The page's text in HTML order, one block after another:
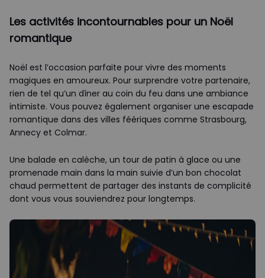
Les activités incontournables pour un Noël
romantique
Noël est l’occasion parfaite pour vivre des moments
magiques en amoureux. Pour surprendre votre partenaire,
rien de tel qu’un dîner au coin du feu dans une ambiance
intimiste. Vous pouvez également organiser une escapade
romantique dans des villes féériques comme Strasbourg,
Annecy et Colmar.
Une balade en calèche, un tour de patin à glace ou une
promenade main dans la main suivie d’un bon chocolat
chaud permettent de partager des instants de complicité
dont vous vous souviendrez pour longtemps.